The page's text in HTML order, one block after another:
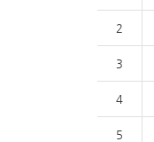
2
3
4
5